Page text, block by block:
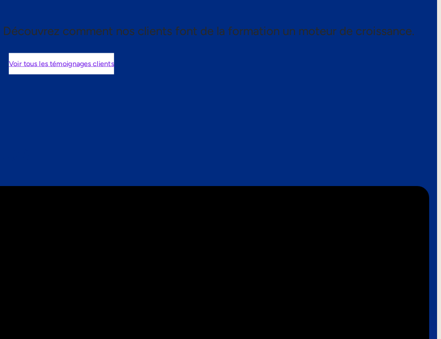
Découvrez comment nos clients font de la formation un moteur de croissance.
Voir tous les témoignages clients